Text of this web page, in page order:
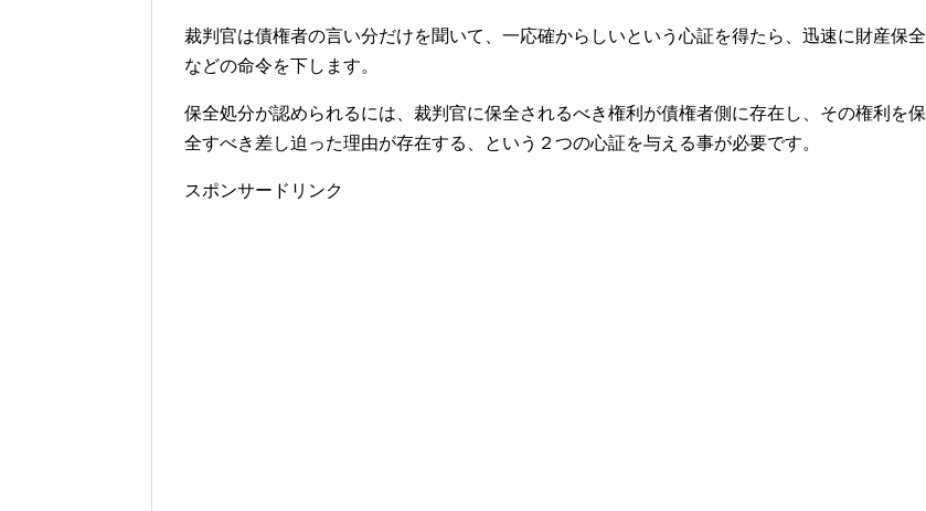
裁判官は債権者の言い分だけを聞いて、一応確からしいという心証を得たら、迅速に財産保全
などの命令を下します。
保全処分が認められるには、裁判官に保全されるべき権利が債権者側に存在し、その権利を保
全すべき差し迫った理由が存在する、という２つの心証を与える事が必要です。
スポンサードリンク